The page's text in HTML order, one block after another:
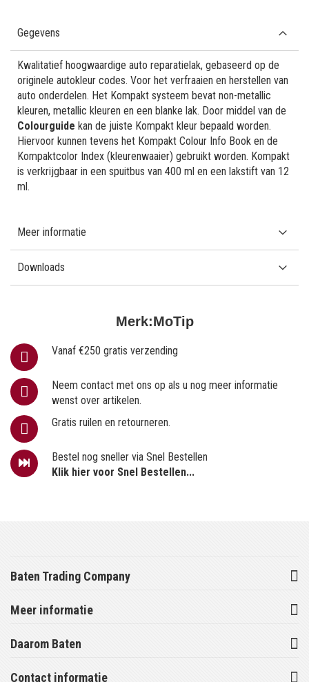
Merk:MoTip
Vanaf €250 gratis verzending
Neem contact met ons op als u nog meer informatie
wenst over artikelen.
Gratis ruilen en retourneren.
Bestel nog sneller via Snel Bestellen
Klik hier voor Snel Bestellen...
Gegevens
Kwalitatief hoogwaardige auto reparatielak, gebaseerd op de
originele autokleur codes. Voor het verfraaien en herstellen van
auto onderdelen. Het Kompakt systeem bevat non-metallic
kleuren, metallic kleuren en een blanke lak. Door middel van de
Colourguide kan de juiste Kompakt kleur bepaald worden.
Hiervoor kunnen tevens het Kompakt Colour Info Book en de
Kompaktcolor Index (kleurenwaaier) gebruikt worden. Kompakt
is verkrijgbaar in een spuitbus van 400 ml en een lakstift van 12
ml.
Meer informatie
Downloads
Baten Trading Company
Meer informatie
Daarom Baten
Contact informatie